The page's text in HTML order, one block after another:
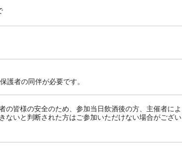
護者の同伴が必要です。
の皆様の安全のため、参加当日飲酒後の方、主催者によ
ないと判断された方はご参加いただけない場合がござい